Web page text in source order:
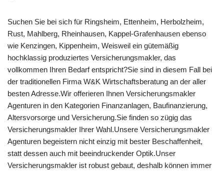
Suchen Sie bei sich für Ringsheim, Ettenheim, Herbolzheim,
Rust, Mahlberg, Rheinhausen, Kappel-Grafenhausen ebenso
wie Kenzingen, Kippenheim, Weisweil ein gütemäßig
hochklassig produziertes Versicherungsmakler, das
vollkommen Ihren Bedarf entspricht?Sie sind in diesem Fall bei
der traditionellen Firma W&K Wirtschaftsberatung an der aller
besten Adresse.Wir offerieren Ihnen Versicherungsmakler
Agenturen in den Kategorien Finanzanlagen, Baufinanzierung,
Altersvorsorge und Versicherung.Sie finden so zügig das
Versicherungsmakler Ihrer Wahl.Unsere Versicherungsmakler
Agenturen begeistern nicht einzig mit bester Beschaffenheit,
statt dessen auch mit beeindruckender Optik.Unser
Versicherungsmakler ist robust gebaut, deshalb können immer